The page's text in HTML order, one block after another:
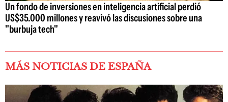
Un fondo de inversiones en inteligencia artificial perdió
US$35.000 millones y reavivó las discusiones sobre una
"burbuja tech"
MÁS NOTICIAS DE ESPAÑA